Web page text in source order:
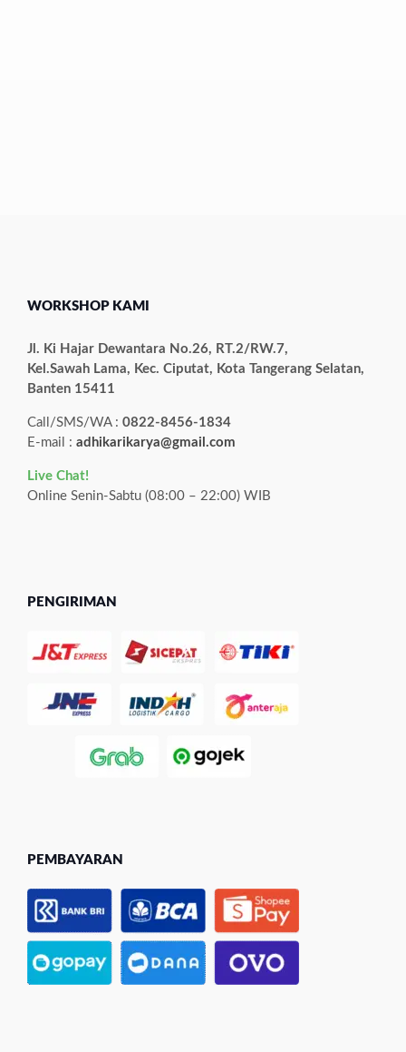
WORKSHOP KAMI
Jl. Ki Hajar Dewantara No.26, RT.2/RW.7,
Kel.Sawah Lama, Kec. Ciputat, Kota Tangerang Selatan,
Banten 15411
Call/SMS/WA : 0822-8456-1834
E-mail : adhikarikarya@gmail.com
Live Chat!
Online Senin-Sabtu (08:00 – 22:00) WIB
PENGIRIMAN
PEMBAYARAN